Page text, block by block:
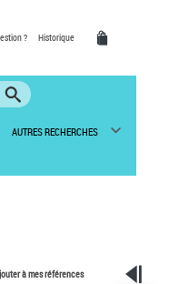
? Historique
AUTRES RECHERCHES
à mes références